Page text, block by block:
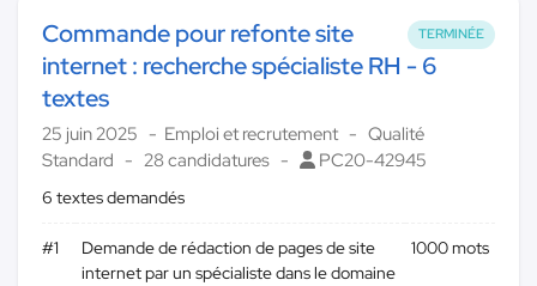
TERMINÉE
Commande pour refonte site
internet : recherche spécialiste RH - 6
textes
25 juin 2025 Emploi et recrutement
Qualité
Standard
28 candidatures PC20-42945
6 textes demandés
#1
Demande de rédaction de pages de site
internet par un spécialiste dans le domaine
1000 mots